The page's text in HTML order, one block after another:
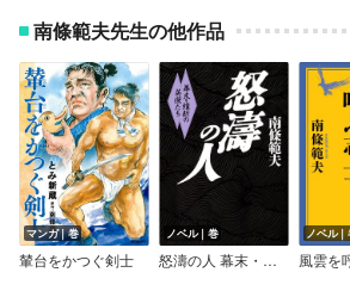
南條範夫先生の他作品
マンガ｜巻
輦台をかつぐ剣士
ノベル｜巻
怒濤の人 幕末・維新の英傑たち
ノベル
風雲を